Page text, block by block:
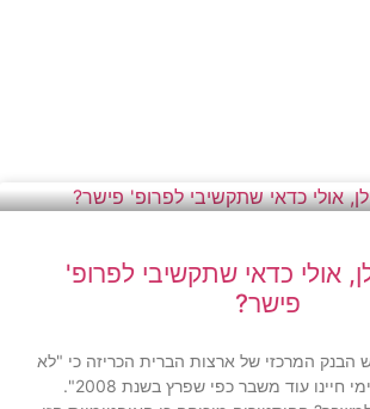
אולי כדאי שתקשיבי לפרופ'
פישר?
הבנק המרכזי של ארצות הברית הכריזה כי "לא
סביר שנראה בימי חיינו עוד משבר כפי שפרץ בשנת 2008".